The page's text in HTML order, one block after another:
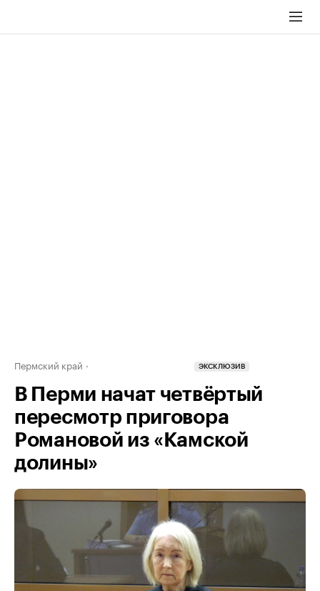
Пермский край ЭКСКЛЮЗИВ
В Перми начат четвёртый
пересмотр приговора
Романовой из «Камской
долины»